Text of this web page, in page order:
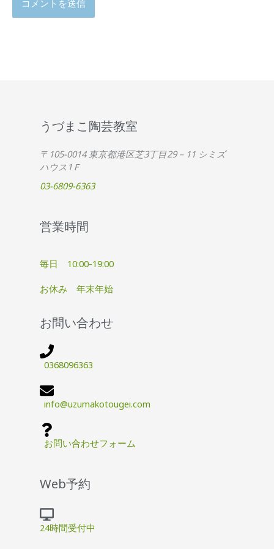
うづまこ陶芸教室
〒105-0014 東京都港区芝3丁目29－11 シミズ
ハウス1Ｆ
03-6809-6363
営業時間
毎日 10:00-19:00
お休み 年末年始
お問い合わせ
0368096363
info@uzumakotougei.com
お問い合わせフォーム
Web予約
24時間受付中